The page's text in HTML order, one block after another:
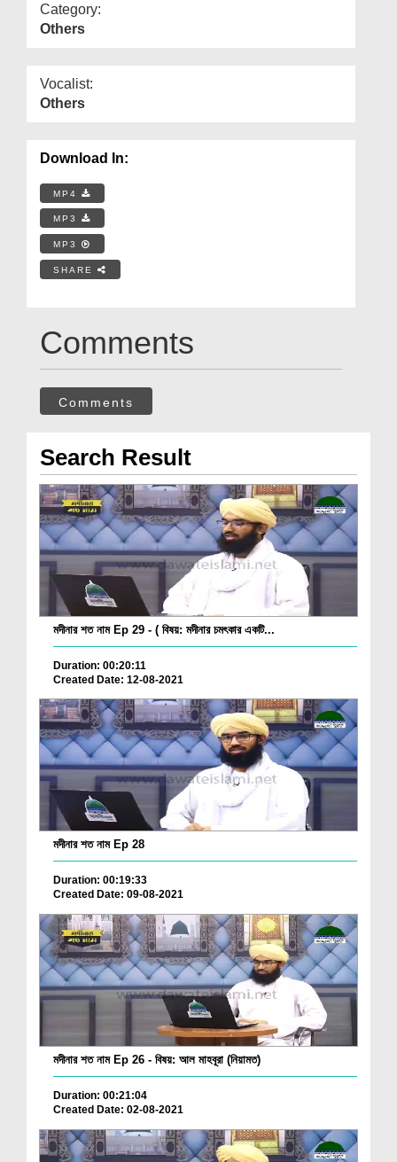
Category:
Others
Vocalist:
Others
Download In:
MP4
MP3
MP3
SHARE
Comments
Comments
Search Result
মদীনার শত নাম Ep 29 - ( বিষয়: মদীনার চমৎকার একটি...
Duration: 00:20:11
Created Date: 12-08-2021
মদীনার শত নাম Ep 28
Duration: 00:19:33
Created Date: 09-08-2021
মদীনার শত নাম Ep 26 - বিষয়: আল মাহবূরা (নিয়ামত)
Duration: 00:21:04
Created Date: 02-08-2021